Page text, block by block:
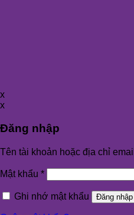
x
x
Đăng nhập
Tên tài khoản hoặc địa chỉ email
Mật khẩu *
Ghi nhớ mật khẩu Đăng nhập